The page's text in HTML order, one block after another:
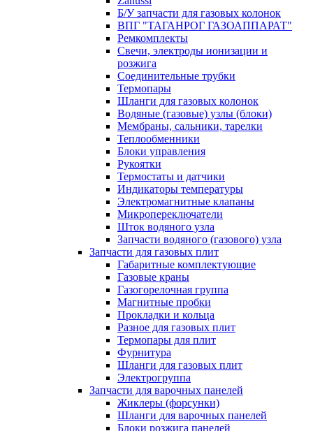
Б/У запчасти для газовых колонок
ВПГ "ТАГАНРОГ ГАЗОАППАРАТ"
Ремкомплекты
Свечи, электроды ионизации и
розжига
Соединительные трубки
Термопары
Шланги для газовых колонок
Водяные (газовые) узлы (блоки)
Мембраны, сальники, тарелки
Теплообменники
Блоки управления
Рукоятки
Термостаты и датчики
Индикаторы температуры
Электромагнитные клапаны
Микропереключатели
Шток водяного узла
Запчасти водяного (газового) узла
Запчасти для газовых плит
Габаритные комплектующие
Газовые краны
Газогорелочная группа
Магнитные пробки
Прокладки и кольца
Разное для газовых плит
Термопары для плит
Фурнитура
Шланги для газовых плит
Электрогруппа
Запчасти для варочных панелей
Жиклеры (форсунки)
Шланги для варочных панелей
Блоки розжига панелей